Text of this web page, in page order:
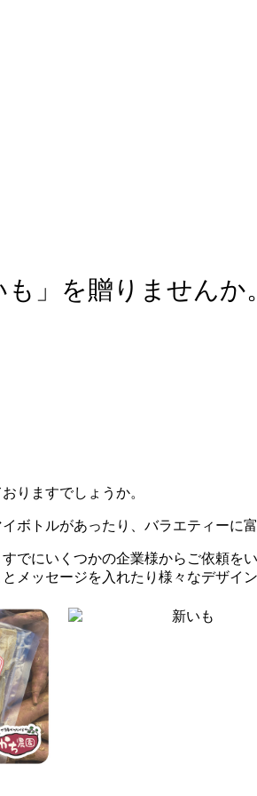
」を贈りませんか。
りますでしょうか。
トルがあったり、バラエティーに
でにいくつかの企業様からご依頼を
メッセージを入れたり様々なデザイン